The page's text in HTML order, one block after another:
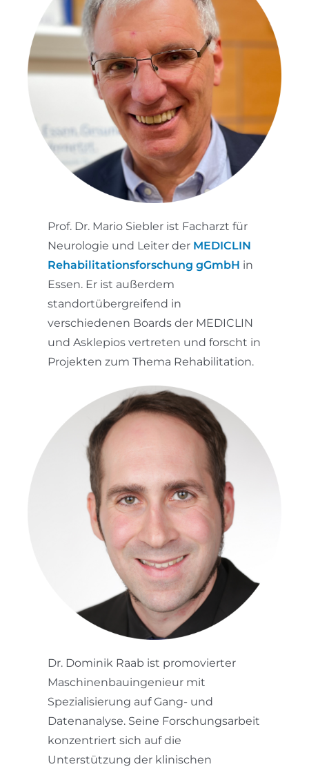
Prof. Dr. Mario Siebler ist Facharzt für
Neurologie und Leiter der MEDICLIN
Rehabilitationsforschung gGmbH in
Essen. Er ist außerdem
standortübergreifend in
verschiedenen Boards der MEDICLIN
und Asklepios vertreten und forscht in
Projekten zum Thema Rehabilitation.
Dr. Dominik Raab ist promovierter
Maschinenbauingenieur mit
Spezialisierung auf Gang- und
Datenanalyse. Seine Forschungsarbeit
konzentriert sich auf die
Unterstützung der klinischen